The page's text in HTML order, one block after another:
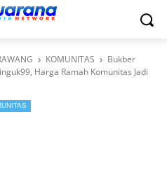
KOMUNITAS
Bukber
Harga Ramah Komunitas Jadi